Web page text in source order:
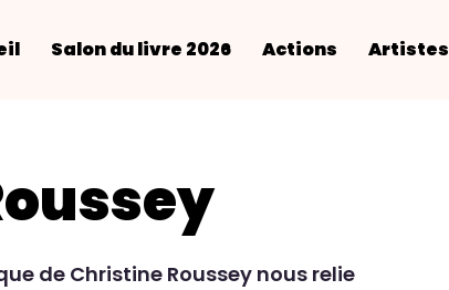
Salon du livre 2026 Actions Artistes
de Christine Roussey nous relie